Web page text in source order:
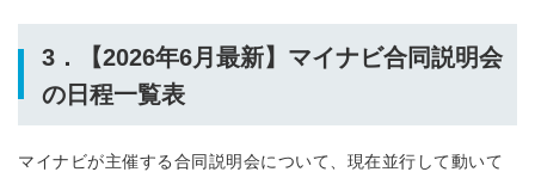
3．【2026年6月最新】マイナビ合同説明会
の日程一覧表
マイナビが主催する合同説明会について、現在並行して動いて